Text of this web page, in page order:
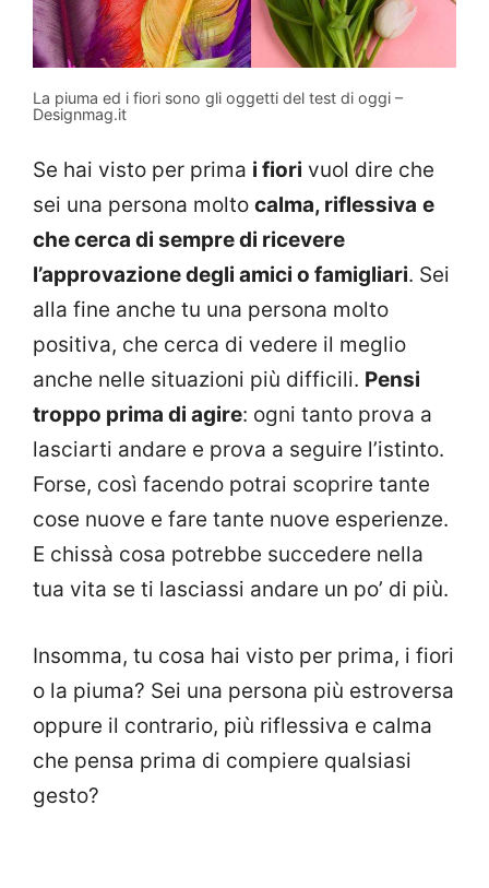
La piuma ed i fiori sono gli oggetti del test di oggi –
Designmag.it
Se hai visto per prima i fiori vuol dire che
sei una persona molto calma, riflessiva e
che cerca di sempre di ricevere
l’approvazione degli amici o famigliari. Sei
alla fine anche tu una persona molto
positiva, che cerca di vedere il meglio
anche nelle situazioni più difficili. Pensi
troppo prima di agire: ogni tanto prova a
lasciarti andare e prova a seguire l’istinto.
Forse, così facendo potrai scoprire tante
cose nuove e fare tante nuove esperienze.
E chissà cosa potrebbe succedere nella
tua vita se ti lasciassi andare un po’ di più.
Insomma, tu cosa hai visto per prima, i fiori
o la piuma? Sei una persona più estroversa
oppure il contrario, più riflessiva e calma
che pensa prima di compiere qualsiasi
gesto?